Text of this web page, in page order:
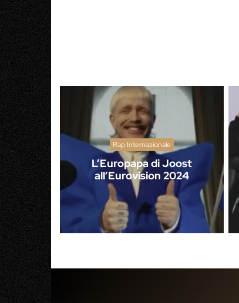
Rap Internazionale
L’Europapa di Joost
all’Eurovision 2024